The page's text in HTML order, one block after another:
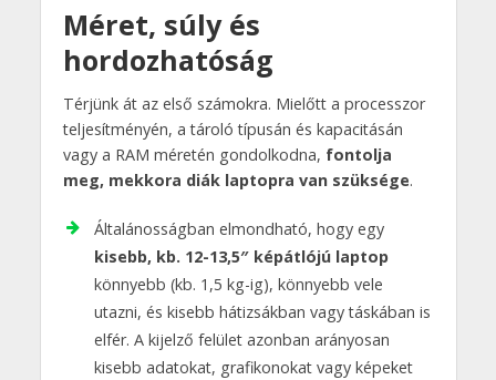
Méret, súly és
hordozhatóság
Térjünk át az első számokra. Mielőtt a processzor
teljesítményén, a tároló típusán és kapacitásán
vagy a RAM méretén gondolkodna, fontolja
meg, mekkora diák laptopra van szüksége.
Általánosságban elmondható, hogy egy
kisebb, kb. 12-13,5″ képátlójú laptop
könnyebb (kb. 1,5 kg-ig), könnyebb vele
utazni, és kisebb hátizsákban vagy táskában is
elfér. A kijelző felület azonban arányosan
kisebb adatokat, grafikonokat vagy képeket